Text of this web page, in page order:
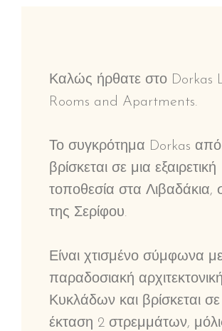
Καλώς ήρθατε στο Dorkas
Rooms and Apartments.
Το συγκρότημα Dorkas από
βρίσκεται σε μια εξαιρετική
τοποθεσία στα Λιβαδάκια,
της Σερίφου.
Είναι χτισμένο σύμφωνα
παραδοσιακή
Κυκλάδων και βρίσκεται σε
έκταση 2 στρεμμάτων,